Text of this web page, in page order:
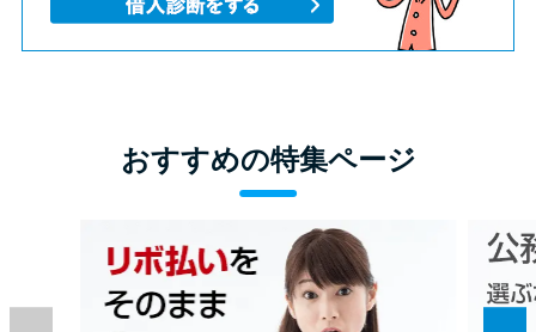
おすすめの特集ページ